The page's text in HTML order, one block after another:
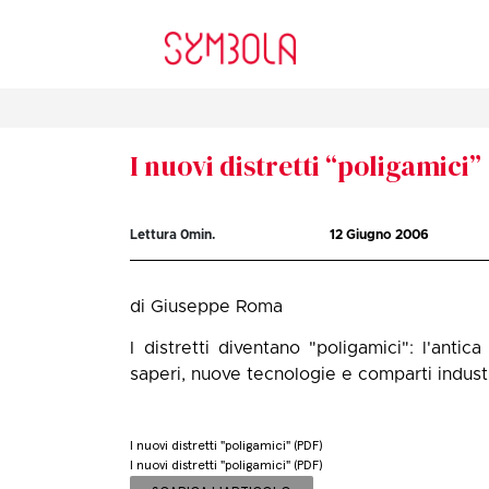
I nuovi distretti “poligamici”
Lettura0min. 12 Giugno 2006
di Giuseppe Roma
I distretti diventano "poligamici":
saperi, nuove tecnologie e comparti
I nuovi distretti "poligamici" (PDF)
I nuovi distretti "poligamici" (PDF)